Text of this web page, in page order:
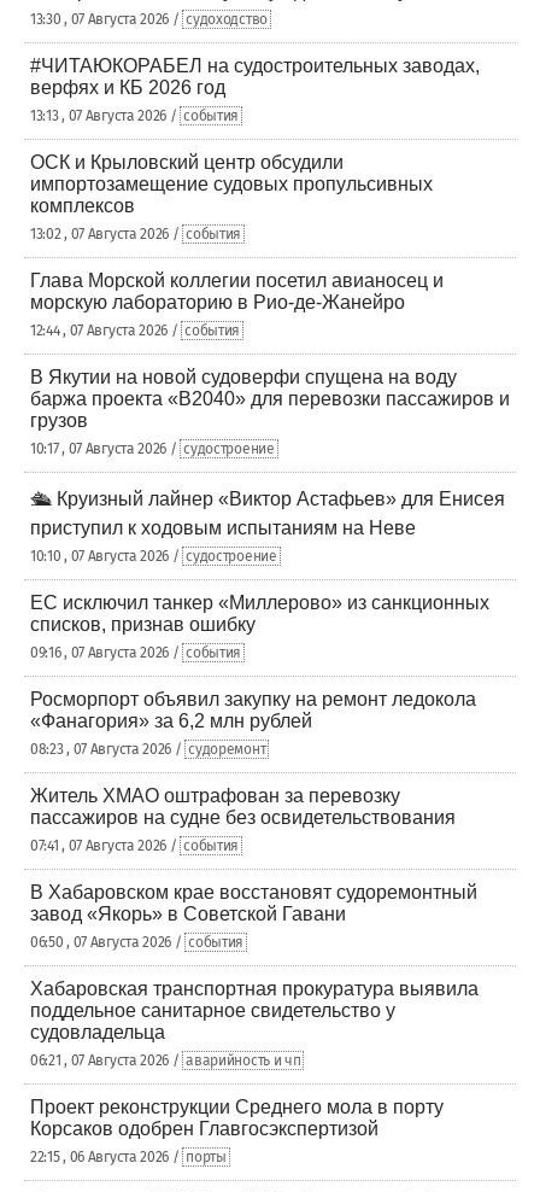
13:30 , 07 Августа 2026 / судоходство
#ЧИТАЮКОРАБЕЛ на судостроительных заводах,
верфях и КБ 2026 год
13:13 , 07 Августа 2026 / события
ОСК и Крыловский центр обсудили
импортозамещение судовых пропульсивных
комплексов
13:02 , 07 Августа 2026 / события
Глава Морской коллегии посетил авианосец и
морскую лабораторию в Рио-де-Жанейро
12:44 , 07 Августа 2026 / события
В Якутии на новой судоверфи спущена на воду
баржа проекта «В2040» для перевозки пассажиров и
грузов
10:17 , 07 Августа 2026 / судостроение
🛳️ Круизный лайнер «Виктор Астафьев» для Енисея
приступил к ходовым испытаниям на Неве
10:10 , 07 Августа 2026 / судостроение
ЕС исключил танкер «Миллерово» из санкционных
списков, признав ошибку
09:16 , 07 Августа 2026 / события
Росморпорт объявил закупку на ремонт ледокола
«Фанагория» за 6,2 млн рублей
08:23 , 07 Августа 2026 / судоремонт
Житель ХМАО оштрафован за перевозку
пассажиров на судне без освидетельствования
07:41 , 07 Августа 2026 / события
В Хабаровском крае восстановят судоремонтный
завод «Якорь» в Советской Гавани
06:50 , 07 Августа 2026 / события
Хабаровская транспортная прокуратура выявила
поддельное санитарное свидетельство у
судовладельца
06:21 , 07 Августа 2026 / аварийность и чп
Проект реконструкции Среднего мола в порту
Корсаков одобрен Главгосэкспертизой
22:15 , 06 Августа 2026 / порты